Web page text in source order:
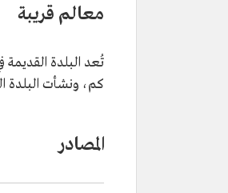
معالم قريبة
كم، ونشأت البلدة
المصادر